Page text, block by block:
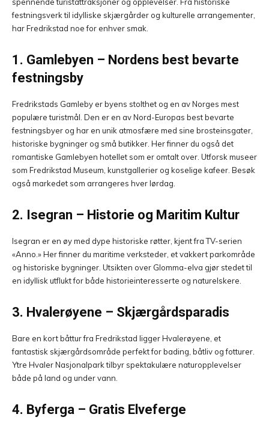
festningsverk til idylliske skjærgårder og kulturelle arrangementer,
har Fredrikstad noe for enhver smak.
1. Gamlebyen – Nordens best bevarte
festningsby
Fredrikstads Gamleby er byens stolthet og en av Norges mest
populære turistmål. Den er en av Nord-Europas best bevarte
festningsbyer og har en unik atmosfære med sine brosteinsgater,
historiske bygninger og små butikker. Her finner du også det
romantiske Gamlebyen hotellet som er omtalt over. Utforsk museer
som Fredrikstad Museum, kunstgallerier og koselige kafeer. Besøk
også markedet som arrangeres hver lørdag.
2. Isegran – Historie og Maritim Kultur
Isegran er en øy med dype historiske røtter, kjent fra TV-serien
«Anno.» Her finner du maritime verksteder, et vakkert parkområde
og historiske bygninger. Utsikten over Glomma-elva gjør stedet til
en idyllisk utflukt for både historieinteresserte og naturelskere.
3. Hvalerøyene – Skjærgårdsparadis
Bare en kort båttur fra Fredrikstad ligger Hvalerøyene, et
fantastisk skjærgårdsområde perfekt for bading, båtliv og fotturer.
Ytre Hvaler Nasjonalpark tilbyr spektakulære naturopplevelser
både på land og under vann.
4. Byferga – Gratis Elveferge